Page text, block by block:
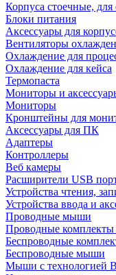
Корпуса стоечные, для
Блоки питания
Аксессуары для
Вентиляторы
Охлаждение для
Охлаждение для кейса
Термопаста
Мониторы и
Мониторы
Кронштейны для
Аксессуары для ПК
Адаптеры
Контроллеры
Веб камеры
Расширители USB
Устройства чтения,
Устройства ввода и
Проводные мыши
Проводные
Беспроводные
Беспроводные мыши
Мыши с технологией